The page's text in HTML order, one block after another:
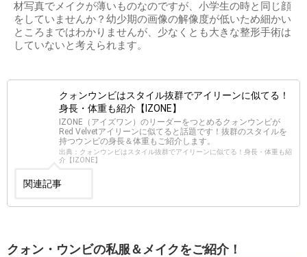
材写真でメイクが薄いものなのですが、小学生の時と同じ顔
をしていませんか？幼少期の画像の解像度が低いため細かい
ところまではわかりませんが、少なくとも大きな整形手術は
していないと考えられます。
クォンウンビはスタイル抜群でアイリーンに似てる！
身長・体重も紹介【IZONE】
IZONE（アイズワン）のリーダーをつとめるクォンウンビが
Red Velvetアイリーンに似てると話題です！抜群のスタイルを
持つウンビの身長＆体重もご紹介します。
出典：クォンウンビはスタイル抜群でアイリーンに似てる！身長・体重も紹
介【IZONE】
関連記事
クォン・ウンビの私服＆メイクをご紹介！